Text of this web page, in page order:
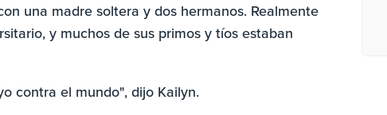
una madre soltera y dos hermanos. Realmente
y muchos de sus primos y tíos estaban
contra el mundo", dijo Kailyn.